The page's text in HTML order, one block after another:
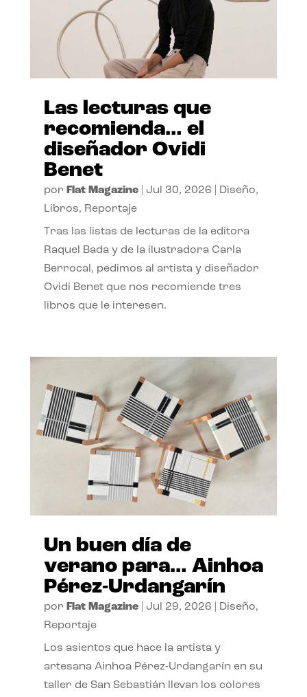
Las lecturas que
recomienda… el
diseñador Ovidi
Benet
por Flat Magazine| Jul 30, 2026 Diseño,
Libros, Reportaje
Tras las listas de lecturas de la editora
Raquel Bada y de la ilustradora Carla
Berrocal, pedimos al artista y diseñador
Ovidi Benet que nos recomiende tres
libros que le interesen.
Un buen día de
verano para… Ainhoa
Pérez-Urdangarín
por Flat Magazine| Jul 29, 2026 Diseño,
Reportaje
Los asientos que hace la artista y
artesana Ainhoa Pérez-Urdangarín en su
taller de San Sebastián llevan los colores